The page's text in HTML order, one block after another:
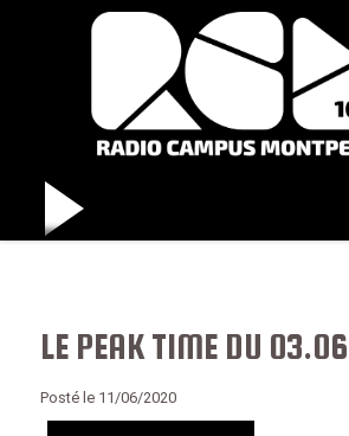
LE PEAK TIME DU
Posté le 11/06/2020